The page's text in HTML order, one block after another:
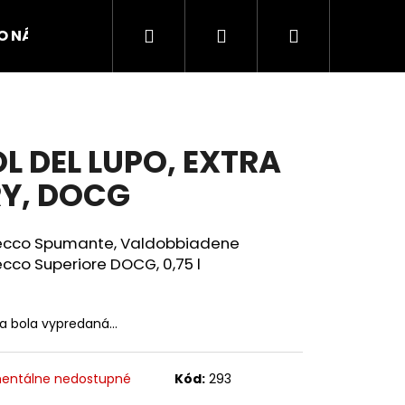
NÁS KONTAKTY OBCHODNÉ PODMIENKY
Hľadať PrihlásenieNákupný
DEL LUPO, EXTRA
DOCG
Spumante, Valdobbiadene
Superiore DOCG, 0,75 l
bola vypredaná…
nedostupné Kód: 293
Nasledujúce